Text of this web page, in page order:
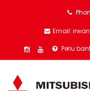
Email:
Perlu